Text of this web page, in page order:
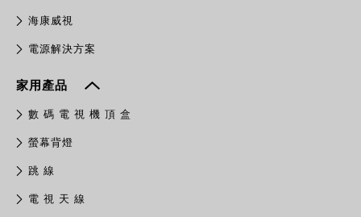
​海康威視
電源解決方案
家用產品
數 碼 電 視 機 頂 盒
螢幕背燈
跳 線
電 視 天 線